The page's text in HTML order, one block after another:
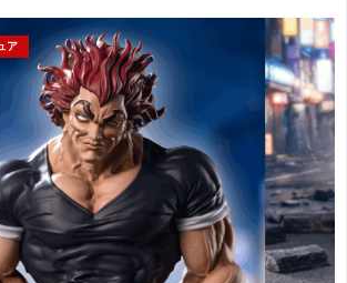
ア